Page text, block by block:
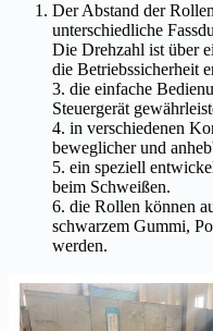
Der Abstand der
unterschiedliche
Die Drehzahl ist über
die Betriebssicherheit
3. die einfache
Steuergerät
4. in verschiedenen
beweglicher und
5. ein speziell
beim Schweißen.
6. die Rollen können
schwarzem Gummi,
werden.